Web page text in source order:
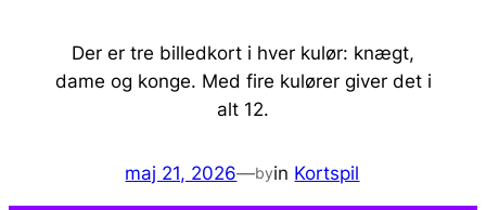
Der er tre billedkort i hver kulør: knægt,
dame og konge. Med fire kulører giver det i
alt 12.
maj 21, 2026—byin Kortspil